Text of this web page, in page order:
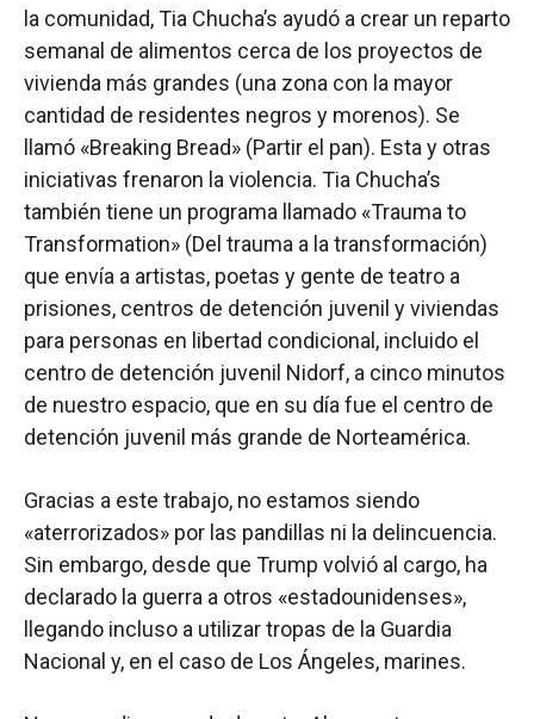
la comunidad, Tia Chucha’s ayudó a crear un reparto
semanal de alimentos cerca de los proyectos de
vivienda más grandes (una zona con la mayor
cantidad de residentes negros y morenos). Se
llamó «Breaking Bread» (Partir el pan). Esta y otras
iniciativas frenaron la violencia. Tia Chucha’s
también tiene un programa llamado «Trauma to
Transformation» (Del trauma a la transformación)
que envía a artistas, poetas y gente de teatro a
prisiones, centros de detención juvenil y viviendas
para personas en libertad condicional, incluido el
centro de detención juvenil Nidorf, a cinco minutos
de nuestro espacio, que en su día fue el centro de
detención juvenil más grande de Norteamérica.
Gracias a este trabajo, no estamos siendo
«aterrorizados» por las pandillas ni la delincuencia.
Sin embargo, desde que Trump volvió al cargo, ha
declarado la guerra a otros «estadounidenses»,
llegando incluso a utilizar tropas de la Guardia
Nacional y, en el caso de Los Ángeles, marines.